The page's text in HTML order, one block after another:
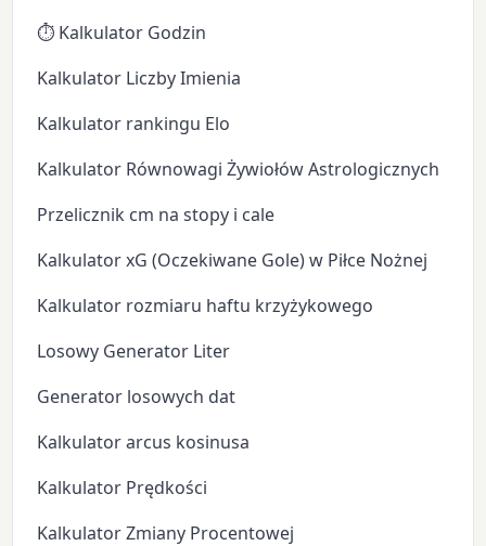
⏱️ Kalkulator Godzin
Kalkulator Liczby Imienia
Kalkulator rankingu Elo
Kalkulator Równowagi Żywiołów Astrologicznych
Przelicznik cm na stopy i cale
Kalkulator xG (Oczekiwane Gole) w Piłce Nożnej
Kalkulator rozmiaru haftu krzyżykowego
Losowy Generator Liter
Generator losowych dat
Kalkulator arcus kosinusa
Kalkulator Prędkości
Kalkulator Zmiany Procentowej